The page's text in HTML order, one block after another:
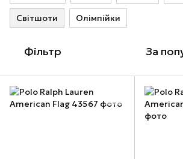
Світшоти Олімпійки
Фільтр За